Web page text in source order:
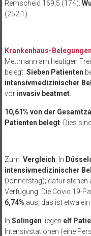
Remscheid 169,5 (174).
(252,1).
Krankenhaus-Belegungen
Mettmann am heutigen
belegt. Sieben Patienten
intensivmedizinischer
vorinvasiv beatmet.
10,61% von der
Patienten belegt. Dies
Zum Vergleich: In
intensivmedizinischer
Donnerstag); dafür stehen
Verfügung. Die Covid 19-
6,74% aus; das ist etwa
In Solingen liegen elf
Intensivstationen (eine